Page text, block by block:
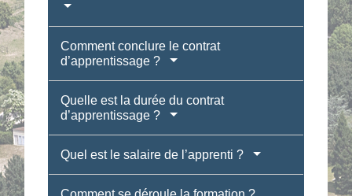
Comment conclure le contrat
d’apprentissage ?
Quelle est la durée du contrat
d’apprentissage ?
Quel est le salaire de l’apprenti ?